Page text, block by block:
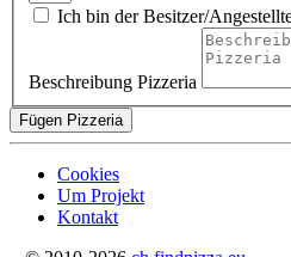
Ich bin der Besitzer/
Beschreibung Pizzeria
Fügen Pizzeria
Cookies
Um Projekt
Kontakt